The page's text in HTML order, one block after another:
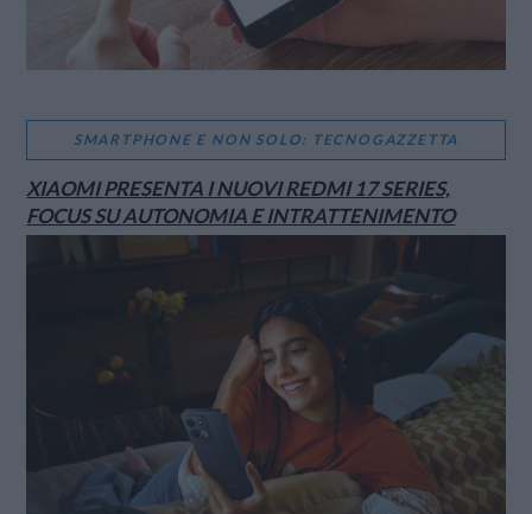
SMARTPHONE E NON SOLO: TECNOGAZZETTA
XIAOMI PRESENTA I NUOVI REDMI 17 SERIES,
FOCUS SU AUTONOMIA E INTRATTENIMENTO